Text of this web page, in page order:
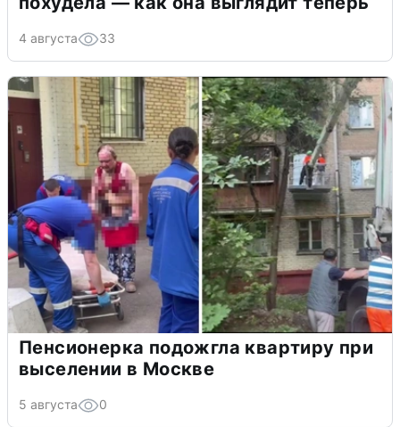
4 августа 33
Пенсионерка подожгла квартиру при
выселении в Москве
5 августа 0